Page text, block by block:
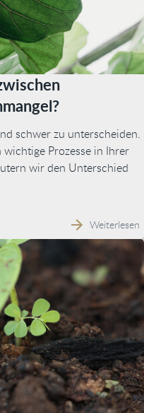
schwer zu unterscheiden.
Prozesse in Ihrer
wir den Unterschied
Weiterlesen